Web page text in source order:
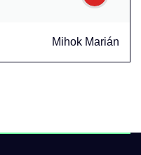
Mihok Marián